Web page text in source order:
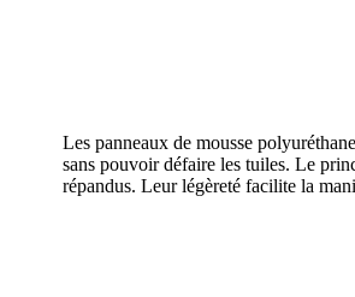
Les panneaux de mousse
sans pouvoir défaire les tuiles. Le
répandus. Leur légèreté facilite la